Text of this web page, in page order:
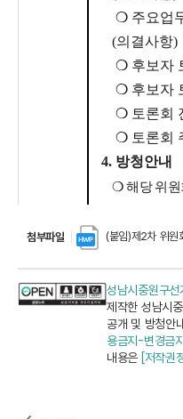
첨부파일 (붙임)제2차 위
성남시중원구
제작한 성남시
공개 및 방청안
용금지-변경금지
내용은 [저작권